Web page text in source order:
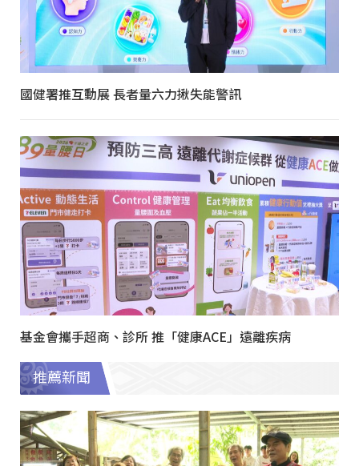
國健署推互動展 長者量六力揪失能警訊
基金會攜手超商、診所 推「健康ACE」遠離疾病
推薦新聞